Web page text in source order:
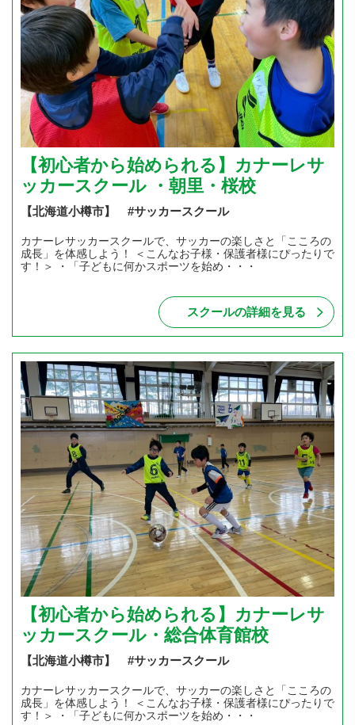
【初心者から始められる】カナーレサ
ッカースクール ・朝里・桜校
【北海道小樽市】 #サッカースクール
カナーレサッカースクールで、サッカーの楽しさと「こころの
成長」を体感しよう！ ＜こんなお子様・保護者様にぴったりで
す！＞ ・「子どもに何かスポーツを始め・・・
スクールの詳細を見る
【初心者から始められる】カナーレサ
ッカースクール・総合体育館校
【北海道小樽市】 #サッカースクール
カナーレサッカースクールで、サッカーの楽しさと「こころの
成長」を体感しよう！ ＜こんなお子様・保護者様にぴったりで
す！＞ ・「子どもに何かスポーツを始め・・・